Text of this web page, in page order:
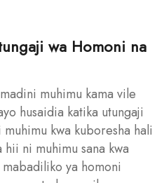
wa Homoni na
muhimu kama vile
husaidia katika utungaji
kwa kuboresha hali
ni muhimu sana kwa
ya homoni